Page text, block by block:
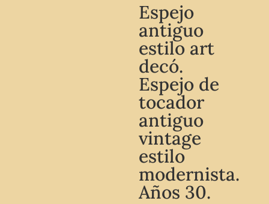
Espejo
antiguo
estilo art
decó.
Espejo de
tocador
antiguo
vintage
estilo
modernista.
Años 30.